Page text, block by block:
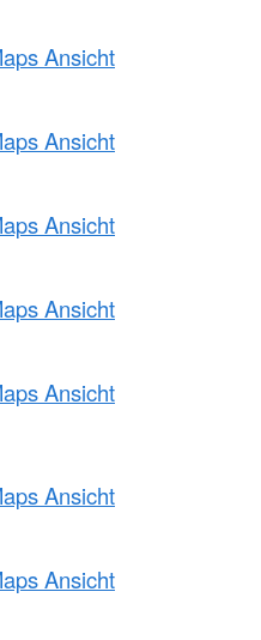
Ansicht
Ansicht
Ansicht
Ansicht
Ansicht
Ansicht
Ansicht